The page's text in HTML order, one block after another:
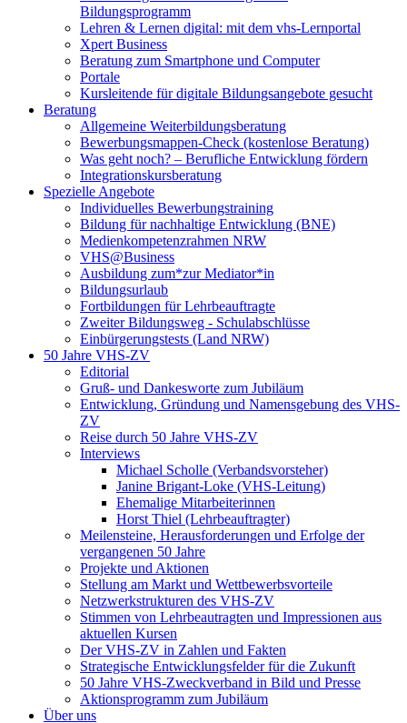
Bildungsprogramm
Lehren & Lernen digital: mit dem vhs-Lernportal
Xpert Business
Beratung zum Smartphone und Computer
Portale
Kursleitende für digitale Bildungsangebote gesucht
Beratung
Allgemeine Weiterbildungsberatung
Bewerbungsmappen-Check (kostenlose Beratung)
Was geht noch? – Berufliche Entwicklung fördern
Integrationskursberatung
Spezielle Angebote
Individuelles Bewerbungstraining
Bildung für nachhaltige Entwicklung (BNE)
Medienkompetenzrahmen NRW
VHS@Business
Ausbildung zum*zur Mediator*in
Bildungsurlaub
Fortbildungen für Lehrbeauftragte
Zweiter Bildungsweg - Schulabschlüsse
Einbürgerungstests (Land NRW)
50 Jahre VHS-ZV
Editorial
Gruß- und Dankesworte zum Jubiläum
Entwicklung, Gründung und Namensgebung des VHS-
ZV
Reise durch 50 Jahre VHS-ZV
Interviews
Michael Scholle (Verbandsvorsteher)
Janine Brigant-Loke (VHS-Leitung)
Ehemalige Mitarbeiterinnen
Horst Thiel (Lehrbeauftragter)
Meilensteine, Herausforderungen und Erfolge der
vergangenen 50 Jahre
Projekte und Aktionen
Stellung am Markt und Wettbewerbsvorteile
Netzwerkstrukturen des VHS-ZV
Stimmen von Lehrbeautragten und Impressionen aus
aktuellen Kursen
Der VHS-ZV in Zahlen und Fakten
Strategische Entwicklungsfelder für die Zukunft
50 Jahre VHS-Zweckverband in Bild und Presse
Aktionsprogramm zum Jubiläum
Über uns